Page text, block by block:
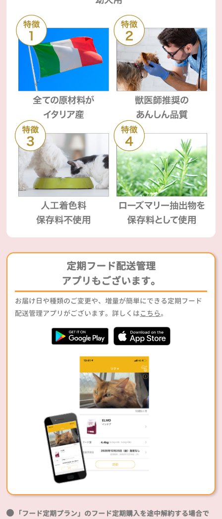
定期フード配送管理
アプリもございます。
お届け日や種類のご変更や、増量が簡単にできる定期フード
配送管理アプリがございます。詳しくはこちら。
「フード定期プラン」のフード定期購入を途中解約する場合で